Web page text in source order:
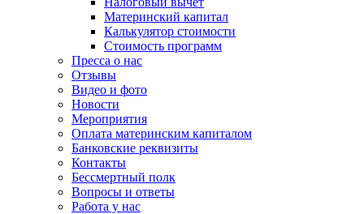
Материнский капитал
Калькулятор стоимости
Стоимость программ
Пресса о нас
Отзывы
Видео и фото
Новости
Мероприятия
Оплата материнским капиталом
Банковские реквизиты
Контакты
Бессмертный полк
Вопросы и ответы
Работа у нас